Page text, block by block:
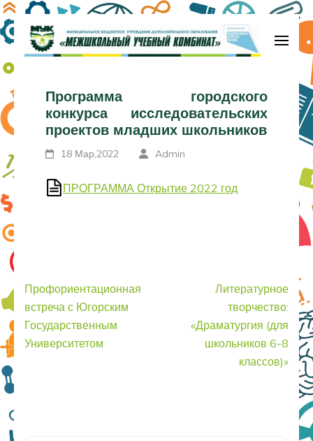
Перейти
к
содержимому
Enter)комбинат»
Программа городского
конкурса исследовательских
проектов младших школьников
18 Мар,2022 Admin
ПРОГРАММА Открытие 2022 год
Навигация
по
записям
Профориентационная
встреча с Югорским
Государственным
Университетом
Литературное
творчество:
«Драматургия (для
школьников 6-8
классов)»